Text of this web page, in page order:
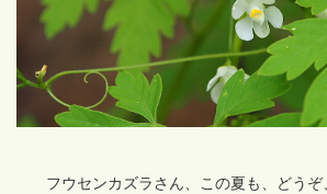
フウセンカズラさん、この夏も、どうぞ